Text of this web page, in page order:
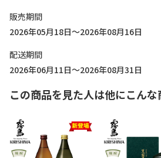
販売期間
2026年05月18日～2026年08月16日
配送期間
2026年06月11日～2026年08月31日
この商品を見た人は他にこん